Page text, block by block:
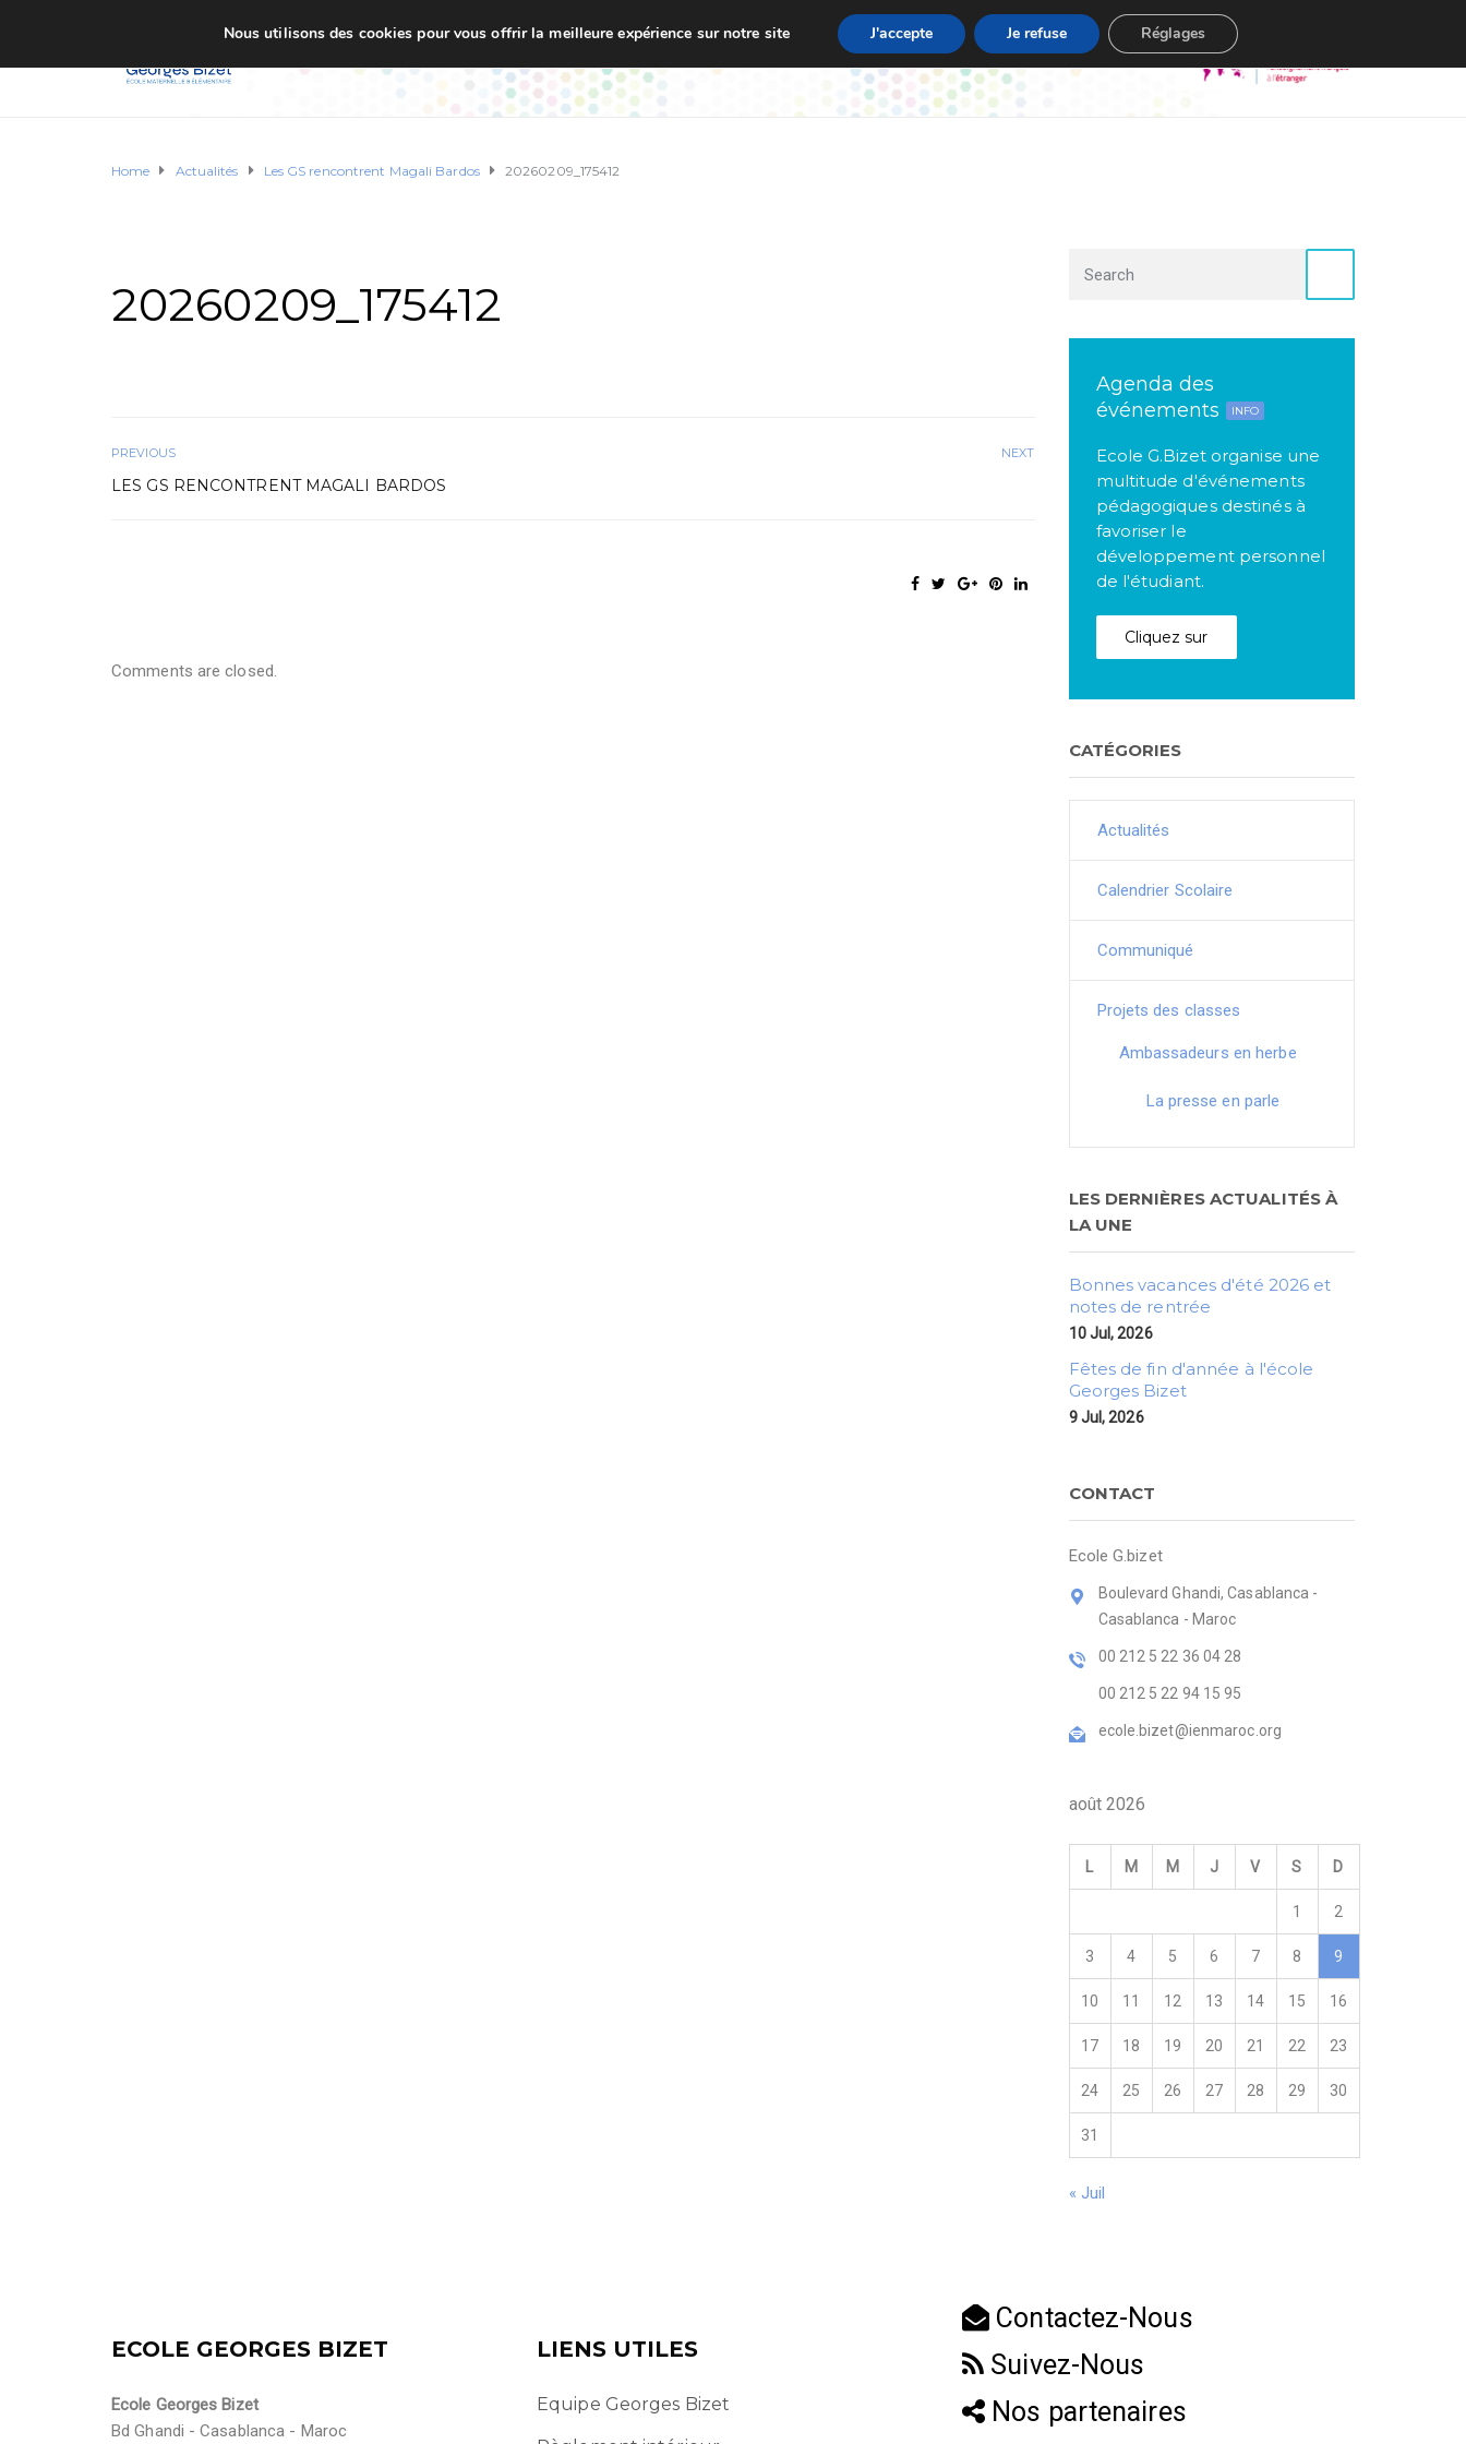
Informations Pratiques Contact
Home Actualités Les GS rencontrent Magali Bardos 20260209_175412
20260209_175412
PREVIOUS
LES GS RENCONTRENT MAGALI BARDOS
NEXT
Comments are closed.
Agenda des
événements
INFO
Ecole G.Bizet organise une
multitude d'événements
pédagogiques destinés à
favoriser le
développement personnel
de l'étudiant.
Cliquez sur
CATÉGORIES
Actualités
Calendrier Scolaire
Communiqué
Projets des classes
Ambassadeurs en herbe
La presse en parle
LES DERNIÈRES ACTUALITÉS À
LA UNE
Bonnes vacances d'été 2026 et
notes de rentrée
10 Jul, 2026
Fêtes de fin d'année à l'école
Georges Bizet
9 Jul, 2026
CONTACT
Ecole G.bizet
Boulevard Ghandi, Casablanca -
Casablanca - Maroc
00 212 5 22 36 04 28
00 212 5 22 94 15 95
ecole.bizet@ienmaroc.org
août 2026
L M M J V S D
1 2
3 4 5 6 7 8 9
10 11 12 13 14 15 16
17 18 19 20 21 22 23
24 25 26 27 28 29 30
31
« Juil
ECOLE GEORGES BIZET
Ecole Georges Bizet
Bd Ghandi - Casablanca - Maroc
LIENS UTILES
Equipe Georges Bizet
Contactez-Nous
Suivez-Nous
Nos partenaires
Nous utilisons des cookies pour vous offrir la meilleure expérience sur notre site J'accepte Je refuse Réglages